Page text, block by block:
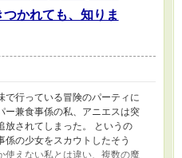
かれても、知りま
で行っている冒険のパーティに
ー兼食事係の私、アニエスは突
放されてしまった。 というの
係の少女をスカウトしたそう
使えない私とは違い、複数の魔